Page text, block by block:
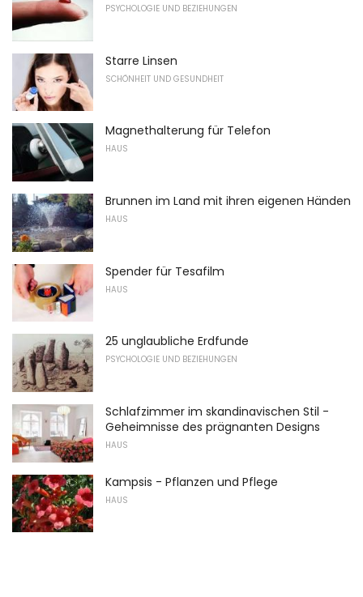
PSYCHOLOGIE UND BEZIEHUNGEN
Starre Linsen
SCHÖNHEIT UND GESUNDHEIT
Magnethalterung für Telefon
HAUS
Brunnen im Land mit ihren eigenen Händen
HAUS
Spender für Tesafilm
HAUS
25 unglaubliche Erdfunde
PSYCHOLOGIE UND BEZIEHUNGEN
Schlafzimmer im skandinavischen Stil -
Geheimnisse des prägnanten Designs
HAUS
Kampsis - Pflanzen und Pflege
HAUS